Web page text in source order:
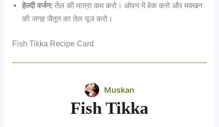
हेल्दी वर्जन: तेल की मात्रा कम करो। ओवन में बेक करो और मक्खन
की जगह जैतून का तेल यूज करो।
Fish Tikka Recipe Card
Muskan
Fish Tikka